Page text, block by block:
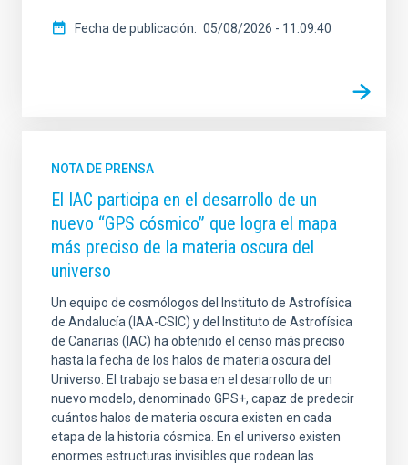
Fecha de publicación 05/08/2026 - 11:09:40
NOTA DE PRENSA
El IAC participa en el desarrollo de un
nuevo “GPS cósmico” que logra el mapa
más preciso de la materia oscura del
universo
Un equipo de cosmólogos del Instituto de Astrofísica
de Andalucía (IAA-CSIC) y del Instituto de Astrofísica
de Canarias (IAC) ha obtenido el censo más preciso
hasta la fecha de los halos de materia oscura del
Universo. El trabajo se basa en el desarrollo de un
nuevo modelo, denominado GPS+, capaz de predecir
cuántos halos de materia oscura existen en cada
etapa de la historia cósmica. En el universo existen
enormes estructuras invisibles que rodean las